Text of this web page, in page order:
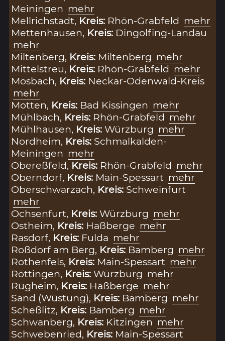
Meiningen mehr
Mellrichstadt, Kreis: Rhön-Grabfeld mehr
Mettenhausen, Kreis: Dingolfing-Landau
mehr
Miltenberg, Kreis: Miltenberg mehr
Mittelstreu, Kreis: Rhön-Grabfeld mehr
Mosbach, Kreis: Neckar-Odenwald-Kreis
mehr
Motten, Kreis: Bad Kissingen mehr
Mühlbach, Kreis: Rhön-Grabfeld mehr
Mühlhausen, Kreis:Würzburg mehr
Nordheim, Kreis: Schmalkalden-
Meiningen mehr
Obereßfeld, Kreis: Rhön-Grabfeld mehr
Oberndorf, Kreis: Main-Spessart mehr
Oberschwarzach, Kreis: Schweinfurt
mehr
Ochsenfurt, Kreis:Würzburg mehr
Ostheim, Kreis: Haßberge mehr
Rasdorf, Kreis: Fulda mehr
Roßdorf am Berg, Kreis: Bamberg mehr
Rothenfels, Kreis: Main-Spessart mehr
Röttingen, Kreis:Würzburg mehr
Rügheim, Kreis: Haßberge mehr
Sand (Wüstung), Kreis: Bamberg mehr
Scheßlitz, Kreis: Bamberg mehr
Schwanberg, Kreis: Kitzingen mehr
Schwebenried, Kreis: Main-Spessart